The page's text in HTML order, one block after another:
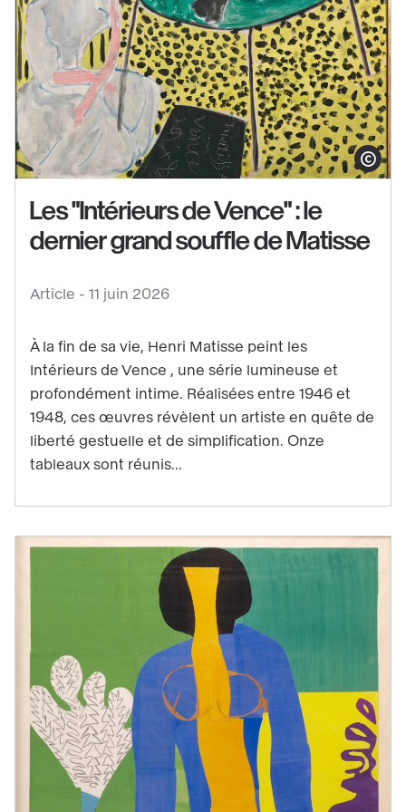
Voir
le
contenu
"Intérieurs
Vence"
dernier
grand
souffle
de
Afficher le
Les "Intérieurs de Vence" : le
dernier grand souffle de Matisse
Article - 11 juin 2026
À la fin de sa vie, Henri Matisse peint les
Intérieurs de Vence , une série lumineuse et
profondément intime. Réalisées entre 1946 et
1948, ces œuvres révèlent un artiste en quête de
liberté gestuelle et de simplification. Onze
tableaux sont réunis...